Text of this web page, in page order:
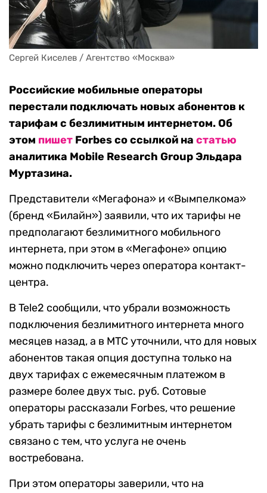
Сергей Киселев / Агентство «Москва»
Российские мобильные операторы
перестали подключать новых абонентов к
тарифам с безлимитным интернетом. Об
этом пишет Forbes со ссылкой на статью
аналитика Mobile Research Group Эльдара
Муртазина.
Представители «Мегафона» и «Вымпелкома»
(бренд «Билайн») заявили, что их тарифы не
предполагают безлимитного мобильного
интернета, при этом в «Мегафоне» опцию
можно подключить через оператора контакт-
центра.
В Tele2 сообщили, что убрали возможность
подключения безлимитного интернета много
месяцев назад, а в МТС уточнили, что для новых
абонентов такая опция доступна только на
двух тарифах с ежемесячным платежом в
размере более двух тыс. руб. Cотовые
операторы рассказали Forbes, что решение
убрать тарифы с безлимитным интернетом
связано с тем, что услуга не очень
востребована.
При этом операторы заверили, что на